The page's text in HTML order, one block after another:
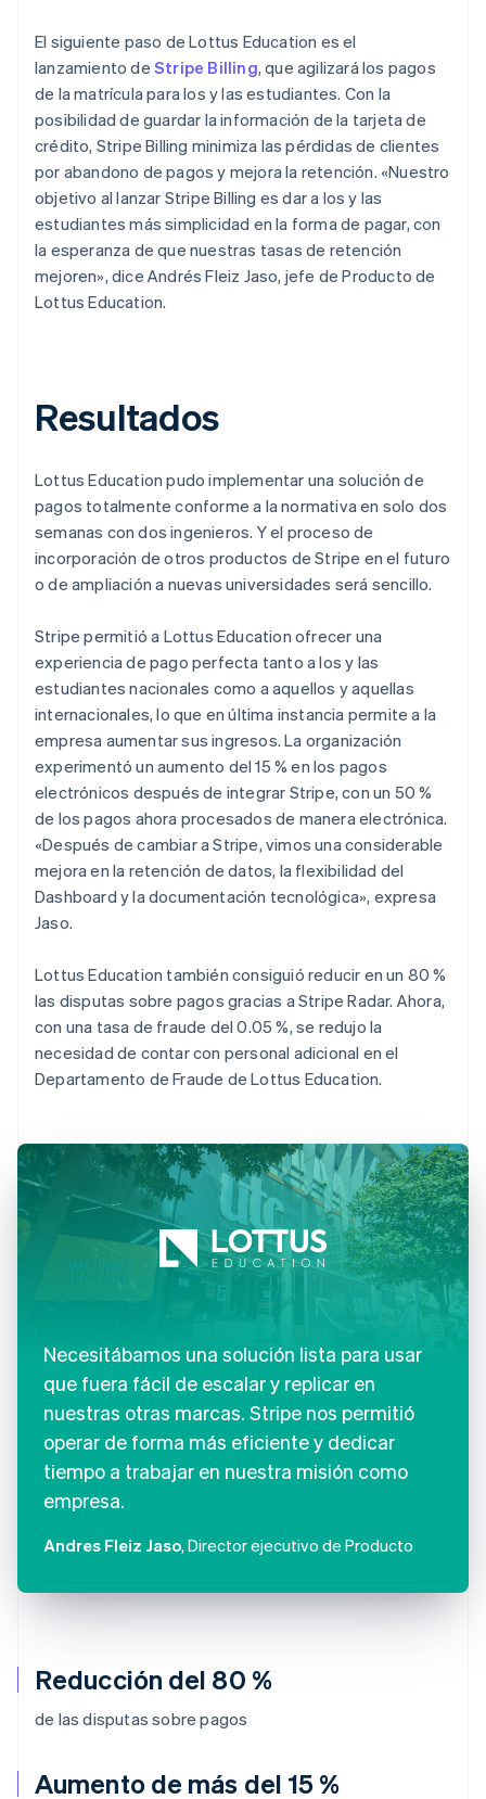
Reducción del 80 %
de las disputas sobre pagos
Aumento de más del 15 %
El siguiente paso de Lottus Education es el
lanzamiento de Stripe Billing, que agilizará los pagos
de la matrícula para los y las estudiantes. Con la
posibilidad de guardar la información de la tarjeta de
crédito, Stripe Billing minimiza las pérdidas de clientes
por abandono de pagos y mejora la retención. «Nuestro
objetivo al lanzar Stripe Billing es dar a los y las
estudiantes más simplicidad en la forma de pagar, con
la esperanza de que nuestras tasas de retención
mejoren», dice Andrés Fleiz Jaso, jefe de Producto de
Lottus Education.
Resultados
Lottus Education pudo implementar una solución de
pagos totalmente conforme a la normativa en solo dos
semanas con dos ingenieros. Y el proceso de
incorporación de otros productos de Stripe en el futuro
o de ampliación a nuevas universidades será sencillo.
Stripe permitió a Lottus Education ofrecer una
experiencia de pago perfecta tanto a los y las
estudiantes nacionales como a aquellos y aquellas
internacionales, lo que en última instancia permite a la
empresa aumentar sus ingresos. La organización
experimentó un aumento del 15 % en los pagos
electrónicos después de integrar Stripe, con un 50 %
de los pagos ahora procesados de manera electrónica.
«Después de cambiar a Stripe, vimos una considerable
mejora en la retención de datos, la flexibilidad del
Dashboard y la documentación tecnológica», expresa
Jaso.
Lottus Education también consiguió reducir en un 80 %
las disputas sobre pagos gracias a Stripe Radar. Ahora,
con una tasa de fraude del 0.05 %, se redujo la
necesidad de contar con personal adicional en el
Departamento de Fraude de Lottus Education.
Necesitábamos una solución lista para usar
que fuera fácil de escalar y replicar en
nuestras otras marcas. Stripe nos permitió
operar de forma más eficiente y dedicar
tiempo a trabajar en nuestra misión como
empresa.
Andres Fleiz Jaso, Director ejecutivo de Producto